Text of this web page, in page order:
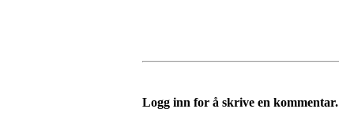
Logg inn for å skrive en kommentar.